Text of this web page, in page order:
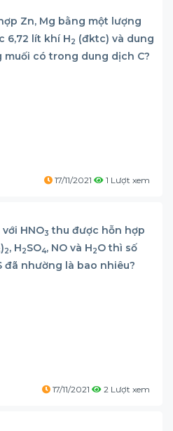
Zn, Mg bằng một lượng
6,72 lít khí H2 (đktc) và dung
muối có trong dung dịch C?
17/11/2021 1 Lượt xem
HNO3 thu được hỗn hợp
)2, H2SO4, NO và H2O thì số
đã nhường là bao nhiêu?
17/11/2021 2 Lượt xem